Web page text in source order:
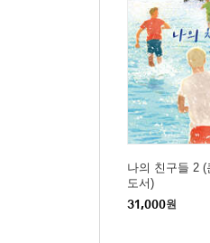
나의 친구들 2 (
도서)
31,000원